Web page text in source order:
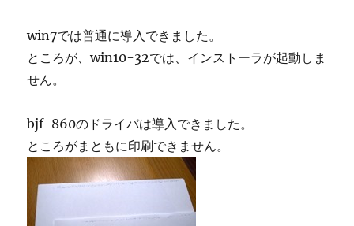
win7では普通に導入できました。
ところが、win10-32では、インストーラが起動しま
せん。
bjf-860のドライバは導入できました。
ところがまともに印刷できません。